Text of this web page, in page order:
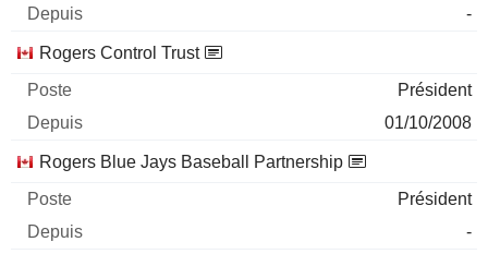
-
Rogers Control Trust
Président
01/10/2008
Rogers Blue Jays Baseball Partnership
Président
-